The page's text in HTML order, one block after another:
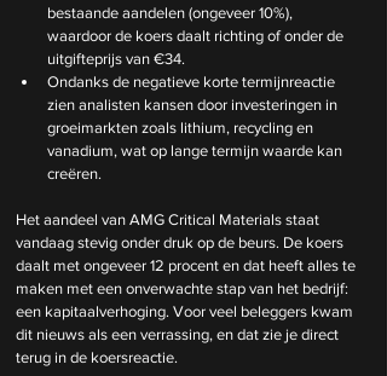
bestaande aandelen (ongeveer 10%),
waardoor de koers daalt richting of onder de
uitgifteprijs van €34.
Ondanks de negatieve korte termijnreactie
zien analisten kansen door investeringen in
groeimarkten zoals lithium, recycling en
vanadium, wat op lange termijn waarde kan
creëren.
Het aandeel van AMG Critical Materials staat
vandaag stevig onder druk op de beurs. De koers
daalt met ongeveer 12 procent en dat heeft alles te
maken met een onverwachte stap van het bedrijf:
een kapitaalverhoging. Voor veel beleggers kwam
dit nieuws als een verrassing, en dat zie je direct
terug in de koersreactie.